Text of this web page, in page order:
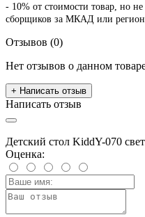
- 10% от стоимости товар, но
сборщиков за МКАД или
Отзывов (0)
Нет отзывов о данном
+ Написать отзыв
Написать отзыв
Детский стол KiddY-070
Оценка: